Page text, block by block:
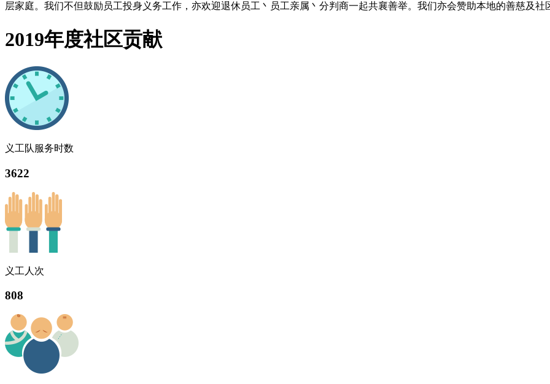
层家庭。我们不但鼓励员工投身义务工作，亦欢迎退休员工丶员工亲属丶分判商一起共襄善举。我们亦会赞助本地的善慈及
2019年度社区贡献
义工队服务时数
3622
义工人次
808